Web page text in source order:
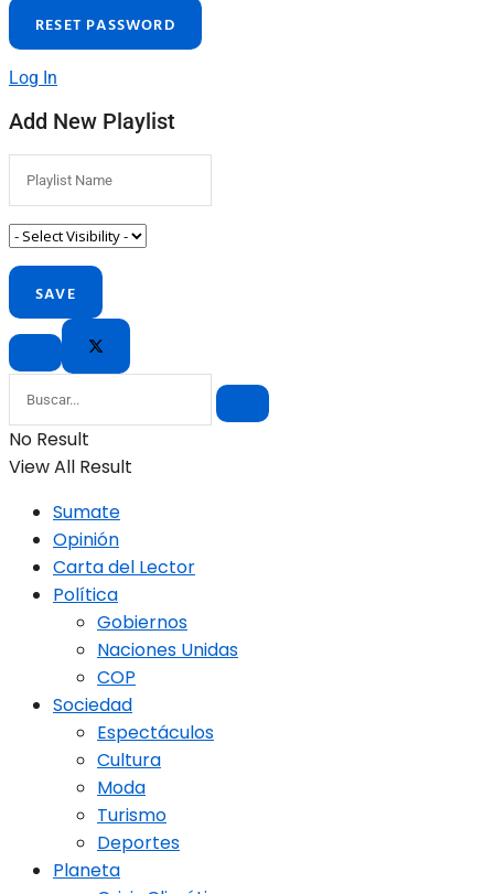
Log In
Add New Playlist
No Result
View All Result
Sumate
Opinión
Carta del Lector
Política
Gobiernos
Naciones Unidas
COP
Sociedad
Espectáculos
Cultura
Moda
Turismo
Deportes
Planeta